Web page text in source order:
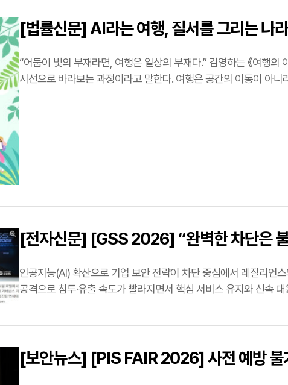
[법률신문] AI라는 여행, 질서를 그리는 나라
“어둠이 빛의 부재라면, 여행은 일상의 부재다.” 김영하는 《여행의 이유》에서 여행을 낯선 풍경을 소비하는 일이 아니라, 익숙한 세상을 새로운
시선으로 바라보는 과정이라고 말한다. 여행은 공간의 이동이 아
[전자신문] [GSS 2026] “완벽한 차단은
인공지능(AI) 확산으로 기업 보안 전략이 차단 중심에서 레질리언
공격으로 침투·유출 속도가 빨라지면서 핵심 서비스 유지와 신속
[보안뉴스] [PIS FAIR 2026] 사전 예방 불